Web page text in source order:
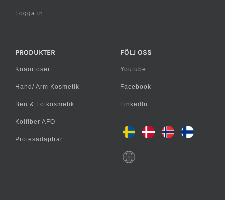
Logga in
PRODUKTER
Knäortoser
Hand/ Arm Kosmetik
Ben & Fotkosmetik
Kolfiber AFO
Protesadaptrar
FÖLJ OSS
Youtube
Facebook
LinkedIn